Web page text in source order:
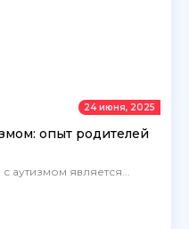
24 июня, 2025
опыт родителей
аутизмом является...